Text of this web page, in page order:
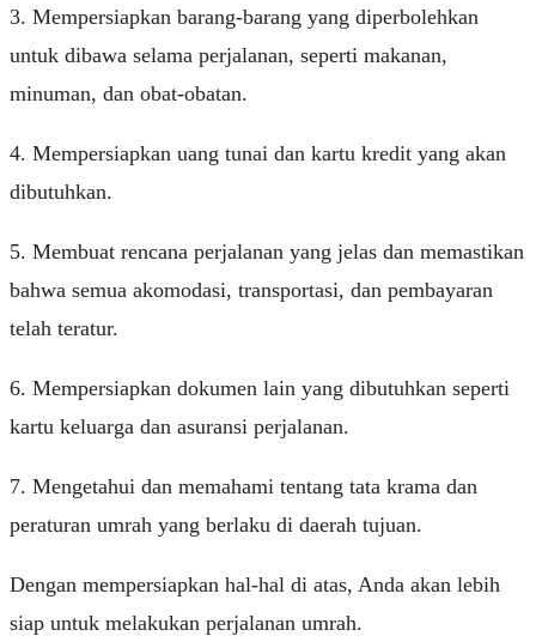
3. Mempersiapkan barang-barang yang diperbolehkan
untuk dibawa selama perjalanan, seperti makanan,
minuman, dan obat-obatan.
4. Mempersiapkan uang tunai dan kartu kredit yang akan
dibutuhkan.
5. Membuat rencana perjalanan yang jelas dan memastikan
bahwa semua akomodasi, transportasi, dan pembayaran
telah teratur.
6. Mempersiapkan dokumen lain yang dibutuhkan seperti
kartu keluarga dan asuransi perjalanan.
7. Mengetahui dan memahami tentang tata krama dan
peraturan umrah yang berlaku di daerah tujuan.
Dengan mempersiapkan hal-hal di atas, Anda akan lebih
siap untuk melakukan perjalanan umrah.